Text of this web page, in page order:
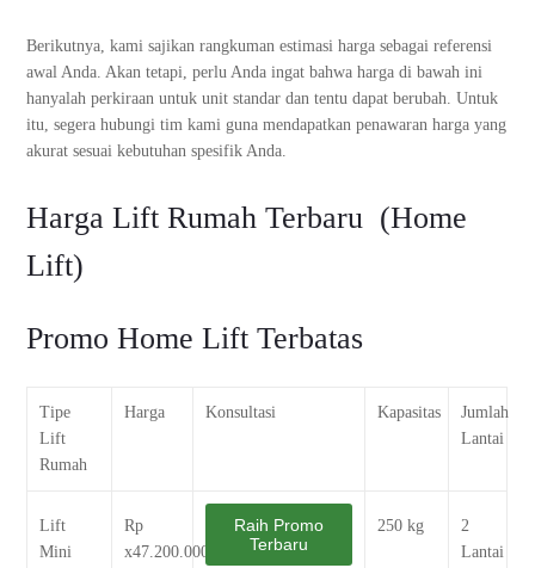
Berikutnya, kami sajikan rangkuman estimasi harga sebagai referensi
awal Anda. Akan tetapi, perlu Anda ingat bahwa harga di bawah ini
hanyalah perkiraan untuk unit standar dan tentu dapat berubah. Untuk
itu, segera hubungi tim kami guna mendapatkan penawaran harga yang
akurat sesuai kebutuhan spesifik Anda.
Harga Lift Rumah Terbaru (Home
Lift)
Promo Home Lift Terbatas
Tipe
Lift
Rumah
Harga Konsultasi Kapasitas
Jumlah
Lantai
Lift
Mini
Rp
x47.200.000
Raih Promo
Terbaru
250 kg
2
Lantai